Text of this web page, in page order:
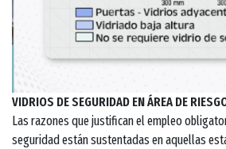
VIDRIOS DE SEGURIDAD EN ÁREA DE
Las razones que justifican el empleo
seguridad están sustentadas en aquellas